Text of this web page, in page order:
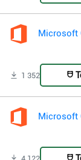
Microsoft
1 352
Microsoft